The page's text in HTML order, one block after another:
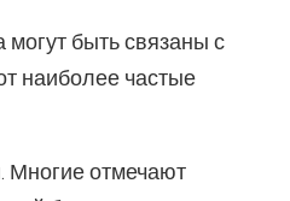
быть связаны с
наиболее частые
. Многие отмечают